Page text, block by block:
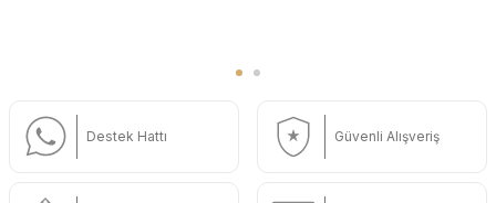
Destek Hattı Güvenli Alışveriş